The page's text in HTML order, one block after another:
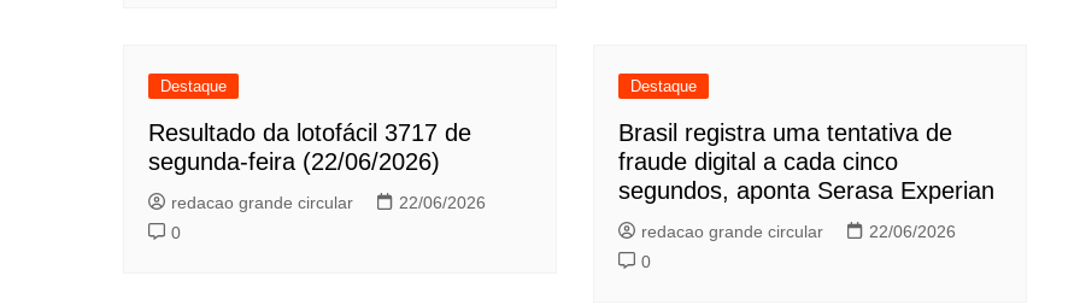
Destaque
Resultado da lotofácil 3717 de
segunda-feira (22/06/2026)
redacao grande circular
22/06/2026
0
Destaque
Brasil registra uma tentativa de
fraude digital a cada cinco
segundos, aponta Serasa Experian
redacao grande circular
22/06/2026
0